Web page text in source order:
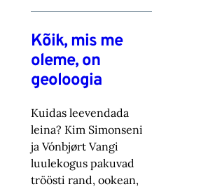
Kõik, mis me
oleme, on
geoloogia
Kuidas leevendada
leina? Kim Simonseni
ja Vónbjørt Vangi
luulekogus pakuvad
tröösti rand, ookean,